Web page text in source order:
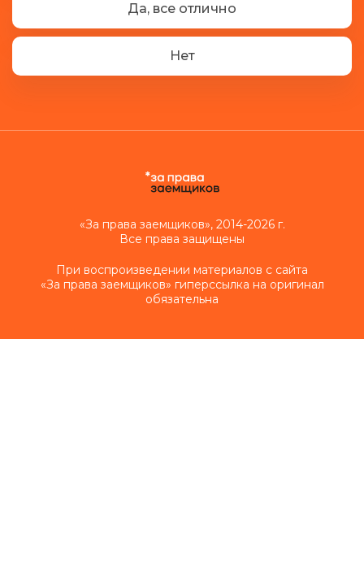
Да, все отлично
Нет
«За права заемщиков», 2014-2026 г.
Все права защищены
При воспроизведении материалов с сайта
«За права заемщиков» гиперссылка на оригинал
обязательна